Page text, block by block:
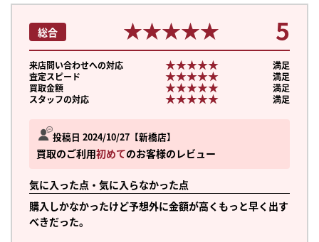
投稿日 2024/10/27 新橋店
買取のご利用初めてのお客様のレビュー
気に入った点・気に入らなかった点
購入しかなかったけど予想外に金額が高くもっと早く出す
べきだった。
総合 ★★★★★
★★★★★ 5
来店問い合わせへの対応 ★★★★★
★★★★★
満足
査定スピード
★★★★★
★★★★★
満足
買取金額
★★★★★
★★★★★
満足
スタッフの対応
★★★★★
★★★★★ 満足